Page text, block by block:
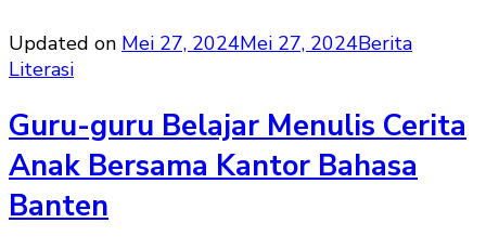
Updated on Mei 27, 2024Mei 27, 2024Berita
Literasi
Guru-guru Belajar Menulis Cerita
Anak Bersama Kantor Bahasa
Banten